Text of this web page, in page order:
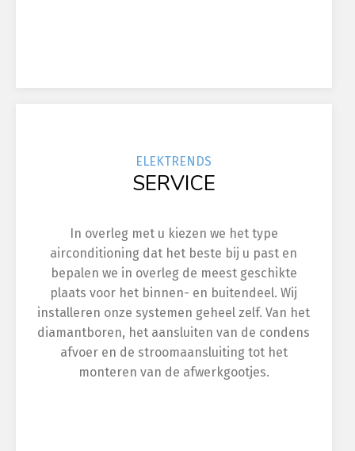
ELEKTRENDS
SERVICE
In overleg met u kiezen we het type
airconditioning dat het beste bij u past en
bepalen we in overleg de meest geschikte
plaats voor het binnen- en buitendeel. Wij
installeren onze systemen geheel zelf. Van het
diamantboren, het aansluiten van de condens
afvoer en de stroomaansluiting tot het
monteren van de afwerkgootjes.